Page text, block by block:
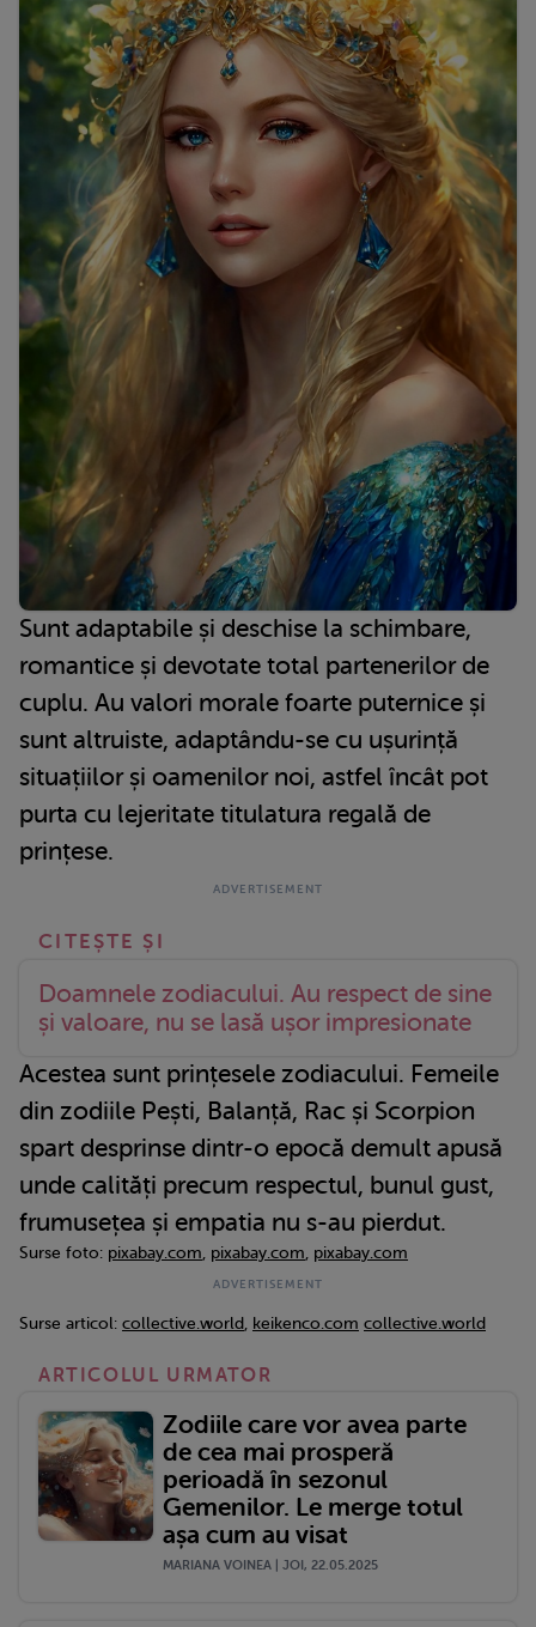
Sunt adaptabile și deschise la schimbare,
romantice și devotate total partenerilor de
cuplu. Au valori morale foarte puternice și
sunt altruiste, adaptându-se cu ușurință
situațiilor și oamenilor noi, astfel încât pot
purta cu lejeritate titulatura regală de
prințese.
Doamnele zodiacului. Au respect de sine
și valoare, nu se lasă ușor impresionate
Acestea sunt prințesele zodiacului. Femeile
din zodiile Pești, Balanță, Rac și Scorpion
spart desprinse dintr-o epocă demult apusă
unde calități precum respectul, bunul gust,
frumusețea și empatia nu s-au pierdut.
Surse foto: pixabay.com, pixabay.com, pixabay.com
Surse articol: collective.world , keikenco.com collective.world
ARTICOLUL URMATOR
Zodiile care vor avea parte
de cea mai prosperă
perioadă în sezonul
Gemenilor. Le merge totul
așa cum au visat
MARIANA VOINEA | JOI, 22.05.2025